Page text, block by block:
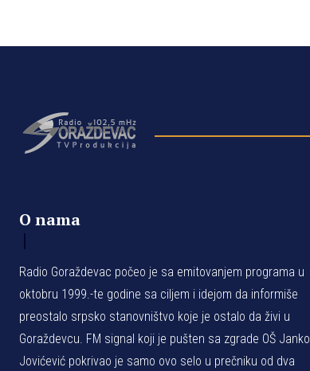
O nama
Radio Goraždevac počeo je sa emitovanjem programa u
oktobru 1999.-te godine sa ciljem i idejom da informiše
preostalo srpsko stanovništvo koje je ostalo da živi u
Goraždevcu. FM signal koji je pušten sa zgrade OŠ Janko
Jovićević pokrivao je samo ovo selo u prečniku od dva